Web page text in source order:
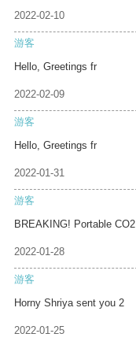
2022-02-10
游客
Hello, Greetings fr
2022-02-09
游客
Hello, Greetings fr
2022-01-31
游客
BREAKING! Portable CO2
2022-01-28
游客
Horny Shriya sent you 2
2022-01-25